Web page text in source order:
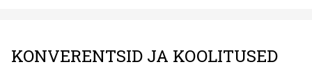
KONVERENTSID JA KOOLITUSED